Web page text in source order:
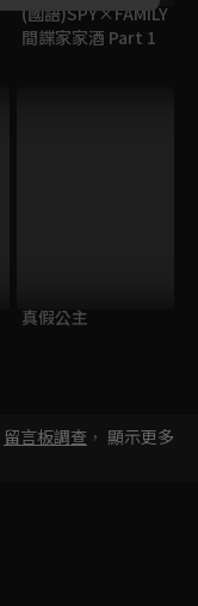
(國語)SPY×FAMILY
間諜家家酒 Part 1
真假公主
留言板調查 ， 顯示更多